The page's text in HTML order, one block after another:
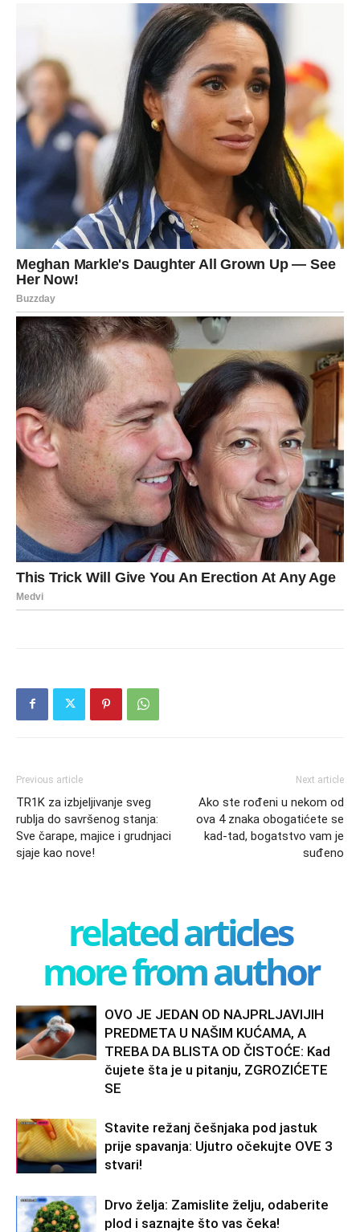
Previous article
TR1K za izbjeljivanje sveg
rublja do savršenog stanja:
Sve čarape, majice i grudnjaci
sjaje kao nove!
Next article
Ako ste rođeni u nekom od
ova 4 znaka obogatićete se
kad-tad, bogatstvo vam je
suđeno
related articles
more from author
OVO JE JEDAN OD NAJPRLJAVIJIH
PREDMETA U NAŠIM KUĆAMA, A
TREBA DA BLISTA OD ČISTOĆE: Kad
čujete šta je u pitanju, ZGROZIĆETE
SE
Stavite režanj češnjaka pod jastuk
prije spavanja: Ujutro očekujte OVE 3
stvari!
Drvo želja: Zamislite želju, odaberite
plod i saznajte što vas čeka!